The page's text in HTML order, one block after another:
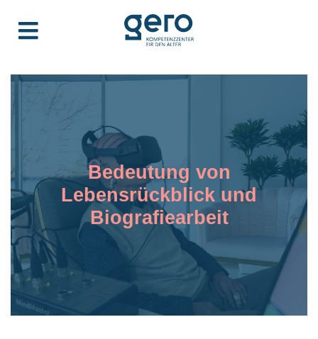
Bedeutung von
Lebensrückblick und
Biografiearbeit